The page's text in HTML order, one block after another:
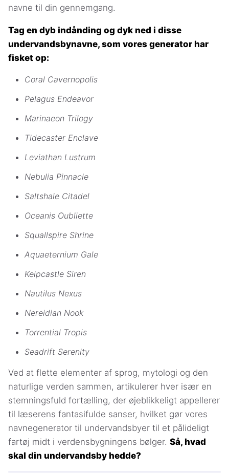
navne til din gennemgang.
Tag en dyb indånding og dyk ned i disse
undervandsbynavne, som vores generator har
fisket op:
Coral Cavernopolis
Pelagus Endeavor
Marinaeon Trilogy
Tidecaster Enclave
Leviathan Lustrum
Nebulia Pinnacle
Saltshale Citadel
Oceanis Oubliette
Squallspire Shrine
Aquaeternium Gale
Kelpcastle Siren
Nautilus Nexus
Nereidian Nook
Torrential Tropis
Seadrift Serenity
Ved at flette elementer af sprog, mytologi og den
naturlige verden sammen, artikulerer hver især en
stemningsfuld fortælling, der øjeblikkeligt appellerer
til læserens fantasifulde sanser, hvilket gør vores
navnegenerator til undervandsbyer til et pålideligt
fartøj midt i verdensbygningens bølger. Så, hvad
skal din undervandsby hedde?